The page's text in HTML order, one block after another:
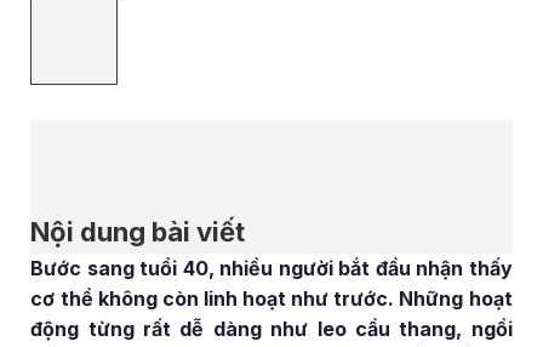
Nội dung bài viết
Bước sang tuổi 40, nhiều người bắt đầu nhận thấy
cơ thể không còn linh hoạt như trước. Những hoạt
động từng rất dễ dàng như leo cầu thang, ngồi